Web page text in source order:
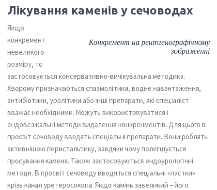
Лікування каменів у сечоводах
Конкремент на рентгенографічному
зображенні
Якщо
конкремент
невеликого
розміру, то
застосовується консервативно-вичікувальна методика.
Хворому призначаються спазмолітики, водне навантаження,
антибіотики, уролітики або інші препарати, які спеціаліст
вважає необхідними. Можуть використовуватися і
ендовезікальні методи видалення конкренментів. Для цього в
просвіт сечоводу вводять спеціальні препарати. Вони роблять
активнішою перистальтику, завдяки чому полегшується
просування каменя. Також застосовуються ендоурологічні
методи. В просвіт сечоводу вводяться спеціальні «пастки»
крізь канал уретеросокопа. Якщо камінь завеликий – його